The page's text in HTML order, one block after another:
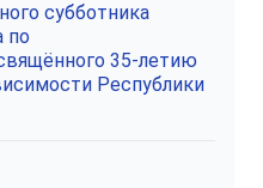
субботника
по
35-летию
Республики